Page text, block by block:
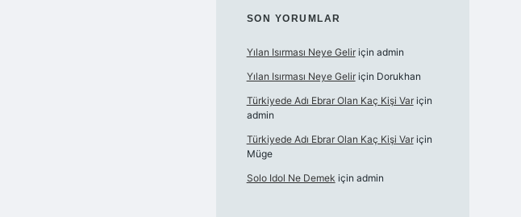
SON YORUMLAR
Yılan Isırması Neye Geliriçin admin
Yılan Isırması Neye Geliriçin Dorukhan
Türkiyede Adı Ebrar Olan Kaç Kişi Variçin
admin
Türkiyede Adı Ebrar Olan Kaç Kişi Variçin
Müge
Solo Idol Ne Demek için admin